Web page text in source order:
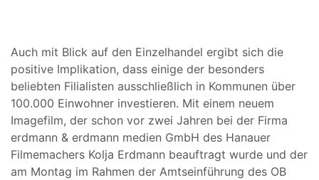
Auch mit Blick auf den Einzelhandel ergibt sich die
positive Implikation, dass einige der besonders
beliebten Filialisten ausschließlich in Kommunen über
100.000 Einwohner investieren. Mit einem neuem
Imagefilm, der schon vor zwei Jahren bei der Firma
erdmann & erdmann medien GmbH des Hanauer
Filmemachers Kolja Erdmann beauftragt wurde und der
am Montag im Rahmen der Amtseinführung des OB